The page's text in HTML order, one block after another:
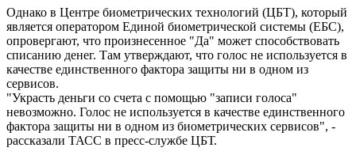
Однако в Центре биометрических технологий (ЦБТ), который
является оператором Единой биометрической системы (ЕБС),
опровергают, что произнесенное "Да" может способствовать
списанию денег. Там утверждают, что голос не используется в
качестве единственного фактора защиты ни в одном из
сервисов.
"Украсть деньги со счета с помощью "записи голоса"
невозможно. Голос не используется в качестве единственного
фактора защиты ни в одном из биометрических сервисов", -
рассказали ТАСС в пресс-службе ЦБТ.